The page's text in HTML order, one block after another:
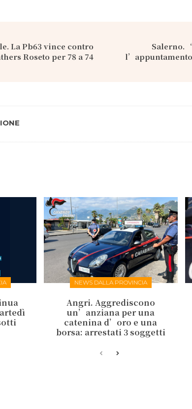
La Pb63 vince contro
Roseto per 78 a 74
Salerno.
NEWS DALLA PROVINCIA
Angri. Aggrediscono
un’anziana per una
catenina d’oro e una
borsa: arrestati 3 soggetti